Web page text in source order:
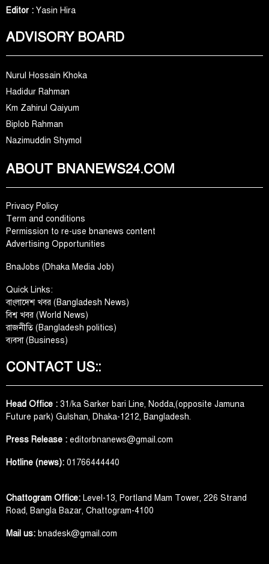
Editor : Yasin Hira
ADVISORY BOARD
Nurul Hossain Khoka
Hadidur Rahman
Km Zahirul Qaiyum
Biplob Rahman
Nazimuddin Shymol
ABOUT BNANEWS24.COM
Privacy Policy
Term and conditions
Permission to re-use bnanews content
Advertising Opportunities
BnaJobs (Dhaka Media Job)
Quick Links:
বাংলাদেশ খবর (Bangladesh News)
বিশ্ব খবর (World News)
রাজনীতি (Bangladesh politics)
ব্যবসা (Business)
CONTACT US::
Head Office : 31/ka Sarker bari Line, Nodda,(opposite Jamuna
Future park) Gulshan, Dhaka-1212, Bangladesh.
Press Release : editorbnanews@gmail.com
Hotline (news): 01766444440
Chattogram Office: Level-13, Portland Mam Tower, 226 Strand
Road, Bangla Bazar, Chattogram-4100
Mail us: bnadesk@gmail.com